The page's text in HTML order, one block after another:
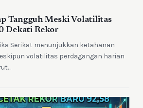
Tangguh Meski Volatilitas
Dekati Rekor
Serikat menunjukkan ketahanan
volatilitas perdagangan harian